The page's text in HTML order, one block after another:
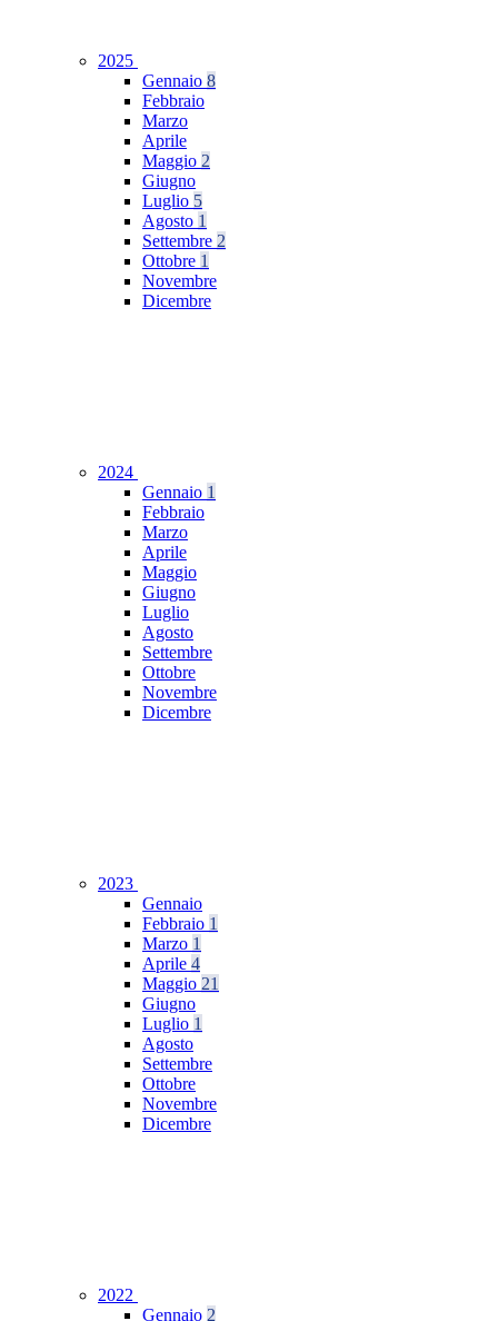
2025
Gennaio 8
Febbraio
Marzo
Aprile
Maggio 2
Giugno
Luglio 5
Agosto 1
Settembre 2
Ottobre 1
Novembre
Dicembre
2024
Gennaio 1
Febbraio
Marzo
Aprile
Maggio
Giugno
Luglio
Agosto
Settembre
Ottobre
Novembre
Dicembre
2023
Gennaio
Febbraio 1
Marzo 1
Aprile 4
Maggio 21
Giugno
Luglio 1
Agosto
Settembre
Ottobre
Novembre
Dicembre
2022
Gennaio 2